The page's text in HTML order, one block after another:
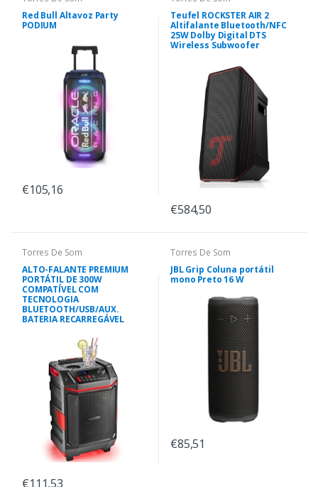
Red Bull Altavoz Party
PODIUM
€105,16
Teufel ROCKSTER AIR 2
Altifalante Bluetooth/NFC
25W Dolby Digital DTS
Wireless Subwoofer
€584,50
Torres De Som
ALTO-FALANTE PREMIUM
PORTÁTIL DE 300W
COMPATÍVEL COM
TECNOLOGIA
BLUETOOTH/USB/AUX.
BATERIA RECARREGÁVEL
€111,53
Torres De Som
JBL Grip Coluna portátil
mono Preto 16 W
€85,51